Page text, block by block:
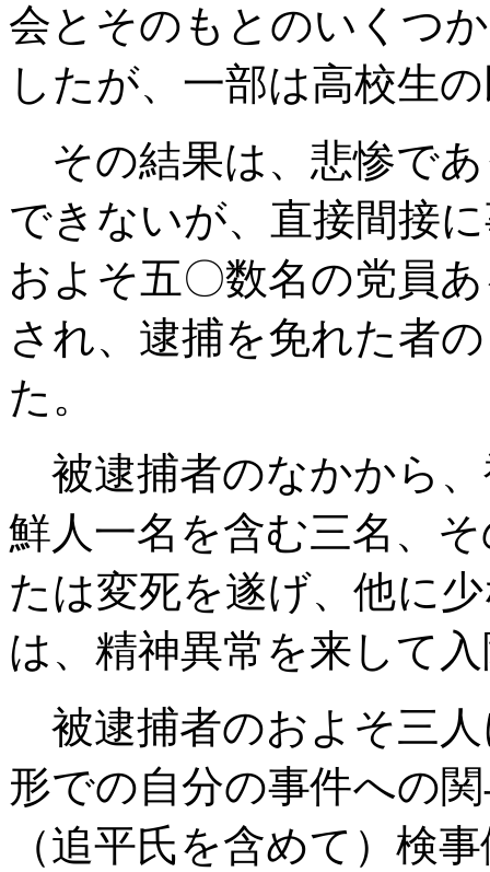
会とそのもとのいくつ
したが、一部は高校生
その結果は、悲惨で
できないが、直接間接
およそ五〇数名の党員
され、逮捕を免れた者
た。
被逮捕者のなかから
鮮人一名を含む三名、
たは変死を遂げ、他に
は、精神異常を来して
被逮捕者のおよそ三
形での自分の事件への
（追平氏を含めて）検